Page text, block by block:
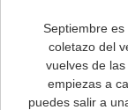
Septiembre
coletazo del
vuelves de
empiezas a
puedes salir a